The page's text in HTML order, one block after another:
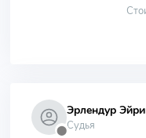
⬤
Эрлендур
Судья